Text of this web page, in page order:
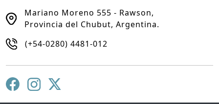
Mariano Moreno 555 - Rawson,
Provincia del Chubut, Argentina.
(+54-0280) 4481-012